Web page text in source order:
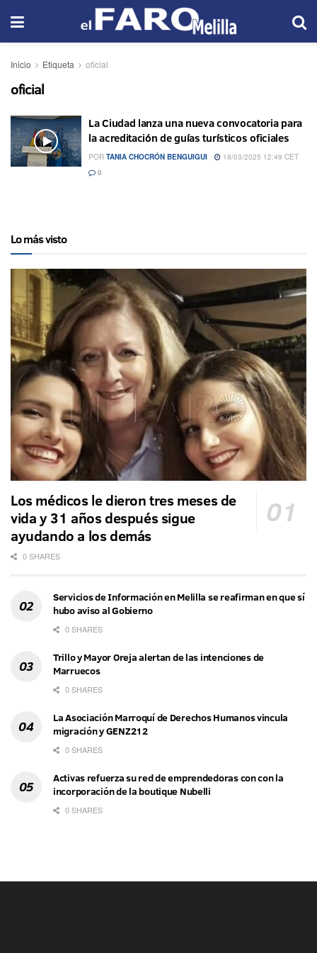
Inicio Etiqueta oficial
oficial
La Ciudad lanza una nueva convocatoria para
la acreditación de guías turísticos oficiales
POR TANIA CHOCRÓN BENGUIGUI
18/03/2025 12:49 CET
0
Lo más visto
Los médicos le dieron tres meses de
vida y 31 años después sigue
ayudando a los demás
0 SHARES
Servicios de Información en Melilla se reafirman en que sí
hubo aviso al Gobierno
0 SHARES
Trillo y Mayor Oreja alertan de las intenciones de
Marruecos
0 SHARES
La Asociación Marroquí de Derechos Humanos vincula
migración y GENZ212
0 SHARES
Activas refuerza su red de emprendedoras con con la
incorporación de la boutique Nubelli
0 SHARES